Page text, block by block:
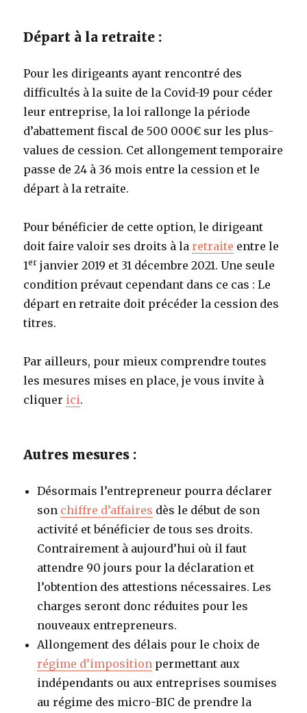
Départ à la retraite :
Pour les dirigeants ayant rencontré des
difficultés à la suite de la Covid-19 pour céder
leur entreprise, la loi rallonge la période
d’abattement fiscal de 500 000€ sur les plus-
values de cession. Cet allongement temporaire
passe de 24 à 36 mois entre la cession et le
départ à la retraite.
Pour bénéficier de cette option, le dirigeant
doit faire valoir ses droits à la retraite entre le
1er janvier 2019 et 31 décembre 2021. Une seule
condition prévaut cependant dans ce cas : Le
départ en retraite doit précéder la cession des
titres.
Par ailleurs, pour mieux comprendre toutes
les mesures mises en place, je vous invite à
cliquer ici.
Autres mesures :
Désormais l’entrepreneur pourra déclarer
son chiffre d’affaires dès le début de son
activité et bénéficier de tous ses droits.
Contrairement à aujourd’hui où il faut
attendre 90 jours pour la déclaration et
l’obtention des attestions nécessaires. Les
charges seront donc réduites pour les
nouveaux entrepreneurs.
Allongement des délais pour le choix de
régime d’imposition permettant aux
indépendants ou aux entreprises soumises
au régime des micro-BIC de prendre la